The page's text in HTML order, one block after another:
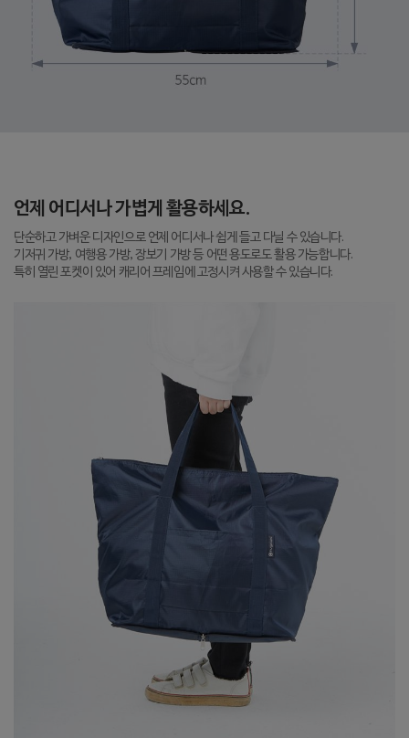
언제 어디서나 가볍게 활용하세요.
단순하고 가벼운 디자인으로 언제 어디서나 쉽게 들고 다닐 수 있습니다.
기저귀 가방, 여행용 가방, 장보기 가방 등 어떤 용도로도 활용 가능합니다.
특히 열린 포켓이 있어 캐리어 프레임에 고정시켜 사용할 수 있습니다.